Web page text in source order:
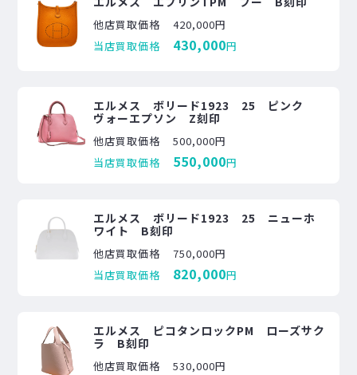
他店買取価格
420,000円
当店買取価格
430,000円
エルメス ボリード1923 25 ピンク
ヴォーエプソン Z刻印
他店買取価格
500,000円
当店買取価格
550,000円
エルメス ボリード1923 25 ニューホ
ワイト B刻印
他店買取価格
750,000円
当店買取価格
820,000円
エルメス ピコタンロックPM ローズサク
ラ B刻印
他店買取価格
530,000円